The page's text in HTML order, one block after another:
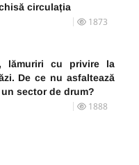
circulația
1873
lămuriri cu privire la
De ce nu asfaltează
sector de drum?
1888